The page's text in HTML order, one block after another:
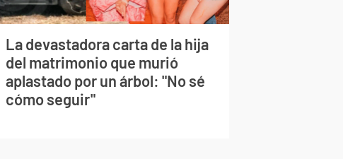
La devastadora carta de la hija
del matrimonio que murió
aplastado por un árbol: "No sé
cómo seguir"